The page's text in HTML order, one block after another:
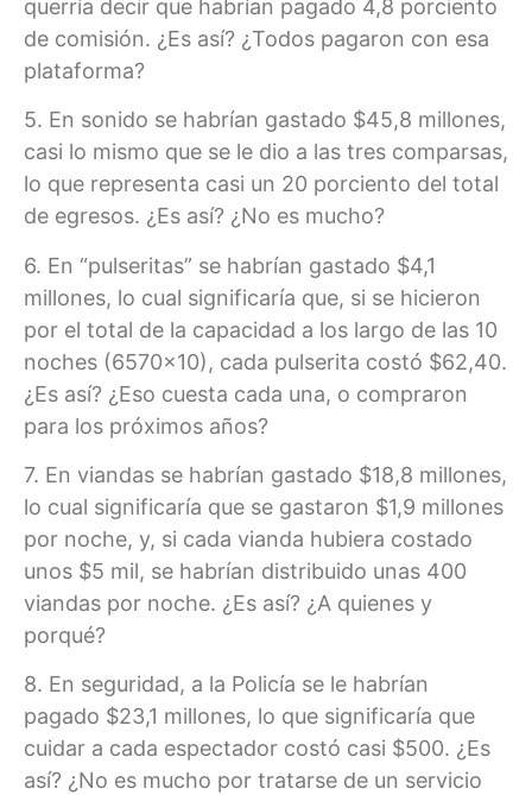
querría decir que habrían pagado 4,8 porciento
de comisión. ¿Es así? ¿Todos pagaron con esa
plataforma?
5. En sonido se habrían gastado $45,8 millones,
casi lo mismo que se le dio a las tres comparsas,
lo que representa casi un 20 porciento del total
de egresos. ¿Es así? ¿No es mucho?
6. En “pulseritas” se habrían gastado $4,1
millones, lo cual significaría que, si se hicieron
por el total de la capacidad a los largo de las 10
noches (6570×10), cada pulserita costó $62,40.
¿Es así? ¿Eso cuesta cada una, o compraron
para los próximos años?
7. En viandas se habrían gastado $18,8 millones,
lo cual significaría que se gastaron $1,9 millones
por noche, y, si cada vianda hubiera costado
unos $5 mil, se habrían distribuido unas 400
viandas por noche. ¿Es así? ¿A quienes y
porqué?
8. En seguridad, a la Policía se le habrían
pagado $23,1 millones, lo que significaría que
cuidar a cada espectador costó casi $500. ¿Es
así? ¿No es mucho por tratarse de un servicio